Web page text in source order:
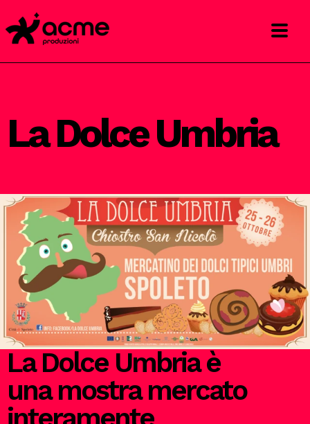
La Dolce Umbria
La Dolce Umbria è
una mostra mercato